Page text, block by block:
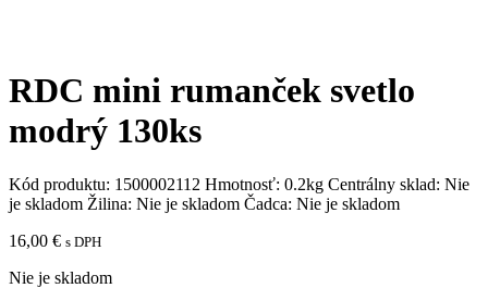
RDC mini rumanček svetlo
modrý 130ks
Kód produktu: 1500002112 Hmotnosť: 0.2kg Centrálny sklad: Nie
je skladom Žilina: Nie je skladom Čadca: Nie je skladom
16,00 € s DPH
Nie je skladom